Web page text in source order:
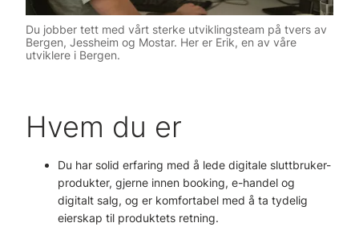
Du jobber tett med vårt sterke utviklingsteam på tvers av
Bergen, Jessheim og Mostar. Her er Erik, en av våre
utviklere i Bergen.
Hvem du er
Du har solid erfaring med å lede digitale sluttbruker-
produkter, gjerne innen booking, e-handel og
digitalt salg, og er komfortabel med å ta tydelig
eierskap til produktets retning.